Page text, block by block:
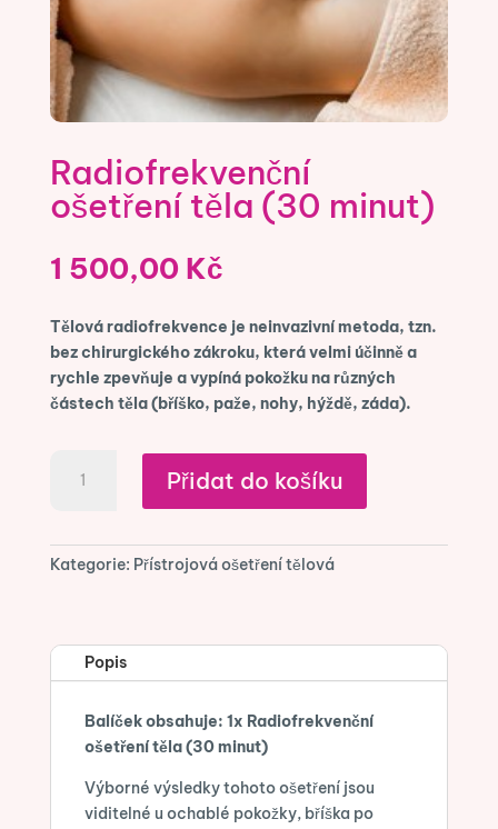
Radiofrekvenční
ošetření těla (30 minut)
1 500,00 Kč
Tělová radiofrekvence je neinvazivní metoda, tzn.
bez chirurgického zákroku, která velmi účinně a
rychle zpevňuje a vypíná pokožku na různých
částech těla (bříško, paže, nohy, hýždě, záda).
Radiofrekvenční
ošetření
minut)
Přidat do košíku
Kategorie: Přístrojová ošetření tělová
Popis
Balíček obsahuje: 1x Radiofrekvenční
ošetření těla (30 minut)
Výborné výsledky tohoto ošetření jsou
viditelné u ochablé pokožky, bříška po